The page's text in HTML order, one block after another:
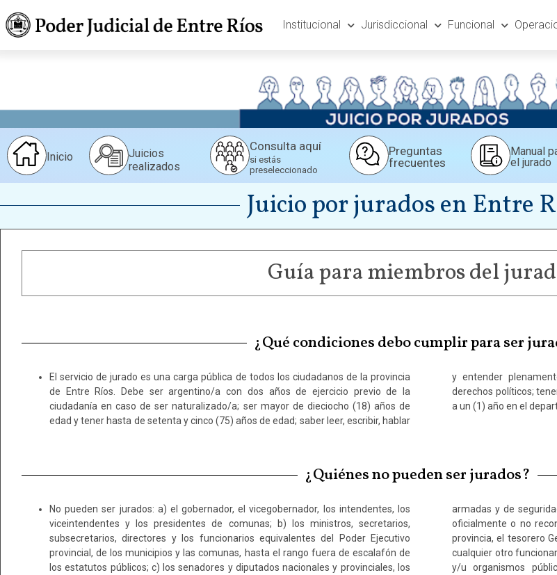
Institucional Jurisdiccional Funcional
Inicio
Juicios
realizados
Consulta aquí
si estás
preseleccionado
Preguntas
frecuentes
Manual
el jurado
Juicio por jurados en Entre
Guía para miembros del
¿Qué condiciones debo cumplir para ser
El servicio de jurado es una carga pública de todos los ciudadanos de la provincia
de Entre Ríos. Debe ser argentino/a con dos años de ejercicio previo de la
ciudadanía en caso de ser naturalizado/a; ser mayor de dieciocho (18) años de
edad y tener hasta de setenta y cinco (75) años de edad; saber leer, escribir, hablar
y entender plenamente el idioma nacional; gozar del pleno ejercicio de los
derechos políticos; tener domicilio conocido y una residencia inmediata no inferior
a un (1) año en el
¿Quiénes no pueden ser jurados?
No pueden ser jurados: a) el gobernador, el vicegobernador, los intendentes, los
viceintendentes y los presidentes de comunas; b) los ministros, secretarios,
subsecretarios, directores y los funcionarios equivalentes del Poder Ejecutivo
provincial, de los municipios y las comunas, hasta el rango fuera de escalafón de
los estatutos públicos; c) los senadores y diputados nacionales y provinciales, los
armadas y de seguridad en actividad; g) los ministros de los cultos reconocidos
oficialmente o no reconocidos; h) el Fiscal de Estado, el contador General de la
provincia, el tesorero General, los miembros directivos del Tribunal de Cuentas, y
cualquier otro funcionario de rango equivalente; y sus análogos en los municipios,
y/u organismos públicos equivalentes de creación futura; i) los abogados,